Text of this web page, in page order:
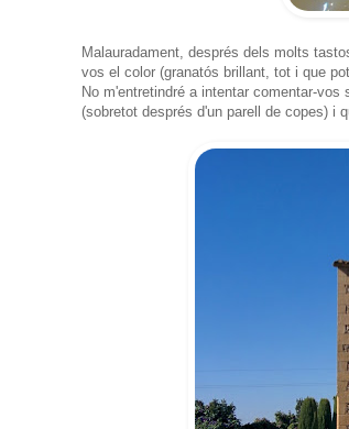
Malauradament, després dels molts
vos el color (granatós brillant, tot i que
No m'entretindré a intentar comentar-
(sobretot després d'un parell de copes) i